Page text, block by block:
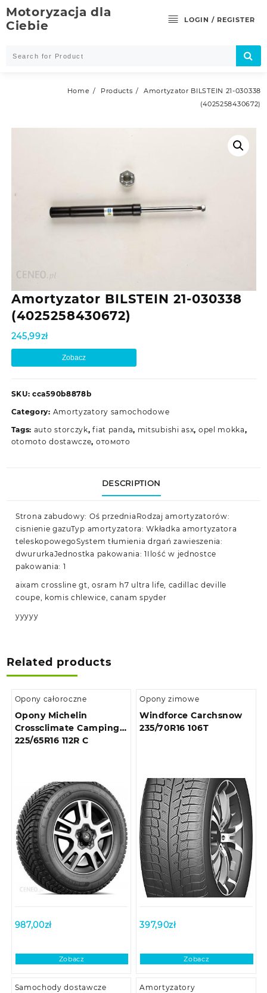
Skip
to
content
Motoryzacja dla
Ciebie
LOGIN / REGISTER
Home Products
Amortyzator BILSTEIN 21-030338
(4025258430672)
Amortyzator BILSTEIN 21-030338
(4025258430672)
245,99zł
Zobacz
SKU: cca590b8878b
Category: Amortyzatory samochodowe
Tags: auto storczyk,fiat panda, mitsubishi asx, opel mokka,
otomoto dostawcze, отомото
DESCRIPTION
Strona zabudowy: Oś przedniaRodzaj amortyzatorów:
cisnienie gazuTyp amortyzatora: Wkładka amortyzatora
teleskopowegoSystem tłumienia drgań zawieszenia:
dwururkaJednostka pakowania: 1Ilość w jednostce
pakowania: 1
aixam crossline gt, osram h7 ultra life, cadillac deville
coupe, komis chlewice, canam spyder
yyyyy
Related products
Opony całoroczne
Opony Michelin
Crossclimate Camping
225/65R16 112R C
987,00zł
Zobacz
Opony zimowe
Windforce Carchsnow
235/70R16 106T
397,90zł
Zobacz
Samochody dostawcze
Amortyzatory